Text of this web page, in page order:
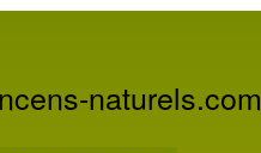
naturels.com